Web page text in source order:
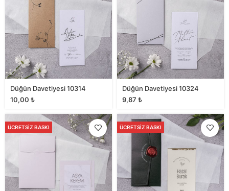
Düğün Davetiyesi 10314
10,00 ₺
Düğün Davetiyesi 10324
9,87 ₺
ÜCRETSIZ BASKI ÜCRETSIZ BASKI